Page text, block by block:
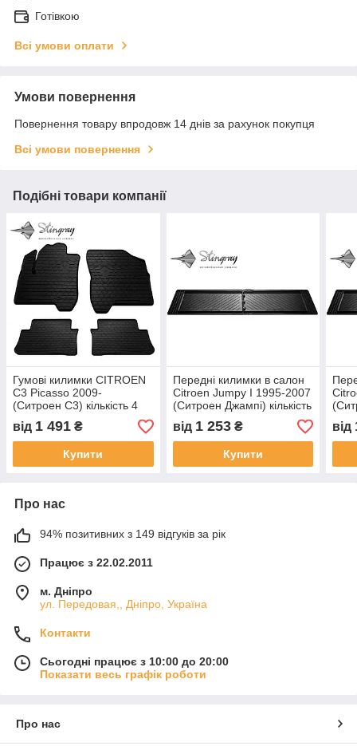
Готівкою
Всі умови оплати
Умови повернення
Повернення товару впродовж 14 днів за рахунок покупця
Всі умови повернення
Подібні товари компанії
Гумові килимки CITROEN
C3 Picasso 2009-
(Ситроен C3) кількість 4
штуки
від 1 491 ₴
Купити
Передні килимки в салон
Citroen Jumpy I 1995-2007
(Ситроен Джампі) кількість
2 штуки
від 1 253₴
Купити
2
від
Про нас
94% позитивних з 149 відгуків за рік
Працює з 22.02.2011
м. Дніпро
ул. Передовая,, Дніпро, Україна
Контакти
Сьогодні працює з 10:00 до 20:00
Показати весь графік роботи
Про нас